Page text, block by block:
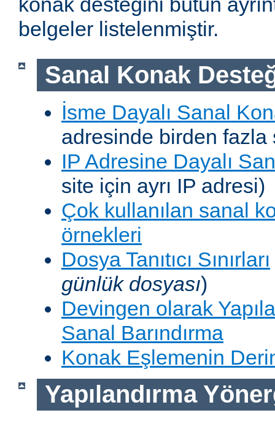
belgeler listelenmiştir.
Sanal Konak
İsme Dayalı Sanal
adresinde birden fazla
IP Adresine Dayalı
site için ayrı IP adresi)
Çok kullanılan sanal
örnekleri
Dosya Tanıtıcı Sınırları
günlük dosyası)
Devingen olarak
Sanal Barındırma
Konak Eşlemenin
Yapılandırma